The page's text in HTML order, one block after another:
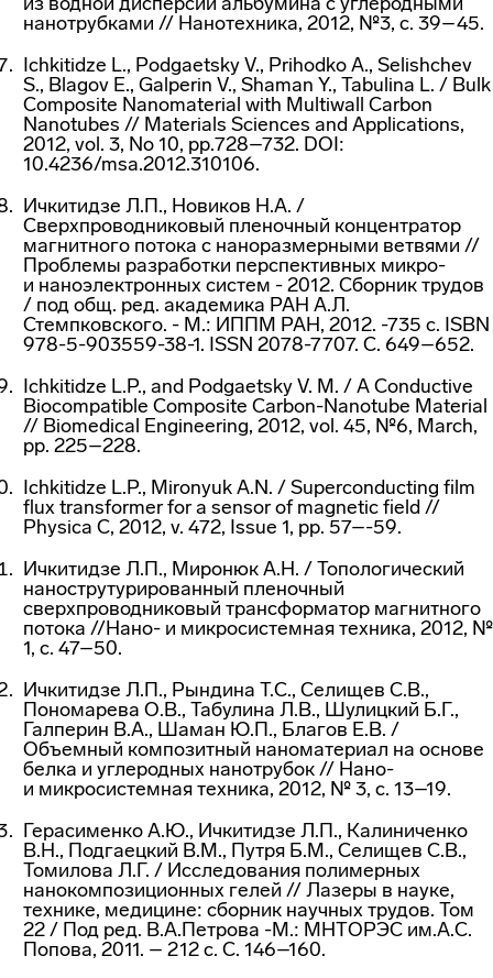
нанотрубками // Нанотехника, 2012, №3, с. 39–45.
Ichkitidze L., Podgaetsky V., Prihodko A., Selishchev
S., Blagov E., Galperin V., Shaman Y., Tabulina L. / Bulk
Composite Nanomaterial with Multiwall Carbon
Nanotubes // Materials Sciences and Applications,
2012, vol. 3, No 10, pp.728–732. DOI:
10.4236/msa.2012.310106.
Ичкитидзе Л.П., Новиков Н.А. /
Сверхпроводниковый пленочный концентратор
магнитного потока с наноразмерными ветвями //
Проблемы разработки перспективных микро-
и наноэлектронных систем - 2012. Сборник трудов
/ под общ. ред. академика РАН А.Л.
Стемпковского. - М.: ИППМ РАН, 2012. -735 с. ISBN
978-5-903559-38-1. ISSN 2078-7707. С. 649–652.
Ichkitidze L.P., and Podgaetsky V. M. / A Conductive
Biocompatible Composite Carbon-Nanotube Material
// Biomedical Engineering, 2012, vol. 45, №6, March,
pp. 225–228.
Ichkitidze L.P., Mironyuk A.N. / Superconducting film
flux transformer for a sensor of magnetic field //
Physica C, 2012, v. 472, Issue 1, pp. 57–-59.
Ичкитидзе Л.П., Миронюк А.Н. / Топологический
нанострутурированный пленочный
сверхпроводниковый трансформатор магнитного
потока //Нано- и микросистемная техника, 2012, №
1, с. 47–50.
Ичкитидзе Л.П., Рындина Т.С., Селищев С.В.,
Пономарева О.В., Табулина Л.В., Шулицкий Б.Г.,
Галперин В.А., Шаман Ю.П., Благов Е.В. /
Объемный композитный наноматериал на основе
белка и углеродных нанотрубок // Нано-
и микросистемная техника, 2012, № 3, с. 13–19.
Герасименко А.Ю., Ичкитидзе Л.П., Калиниченко
В.Н., Подгаецкий В.М., Путря Б.М., Селищев С.В.,
Томилова Л.Г. / Исследования полимерных
нанокомпозиционных гелей // Лазеры в науке,
технике, медицине: сборник научных трудов. Том
22 / Под ред. В.А.Петрова -М.: МНТОРЭС им.А.С.
Попова, 2011. – 212 с. C. 146–160.